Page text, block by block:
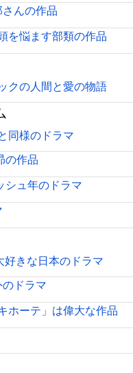
んの作品
を悩ます部類の作品
クの人間と愛の物語
同様のドラマ
の作品
シュ年のドラマ
好きな日本のドラマ
のドラマ
ホーテ」は偉大な作品